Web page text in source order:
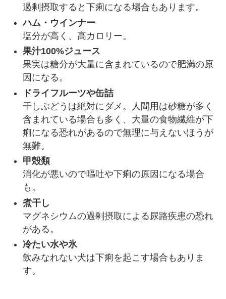
過剰摂取すると下痢になる場合もあります。
ハム・ウインナー
塩分が高く、高カロリー。
果汁100%ジュース
果実は糖分が大量に含まれているので肥満の原
因になる。
ドライフルーツや缶詰
干しぶどうは絶対にダメ。人間用は砂糖が多く
含まれている場合も多く、大量の食物繊維が下
痢になる恐れがあるので無理に与えないほうが
無難。
甲殻類
消化が悪いので嘔吐や下痢の原因になる場合
も。
煮干し
マグネシウムの過剰摂取による尿路疾患の恐れ
がある。
冷たい水や氷
飲みなれない犬は下痢を起こす場合もありま
す。